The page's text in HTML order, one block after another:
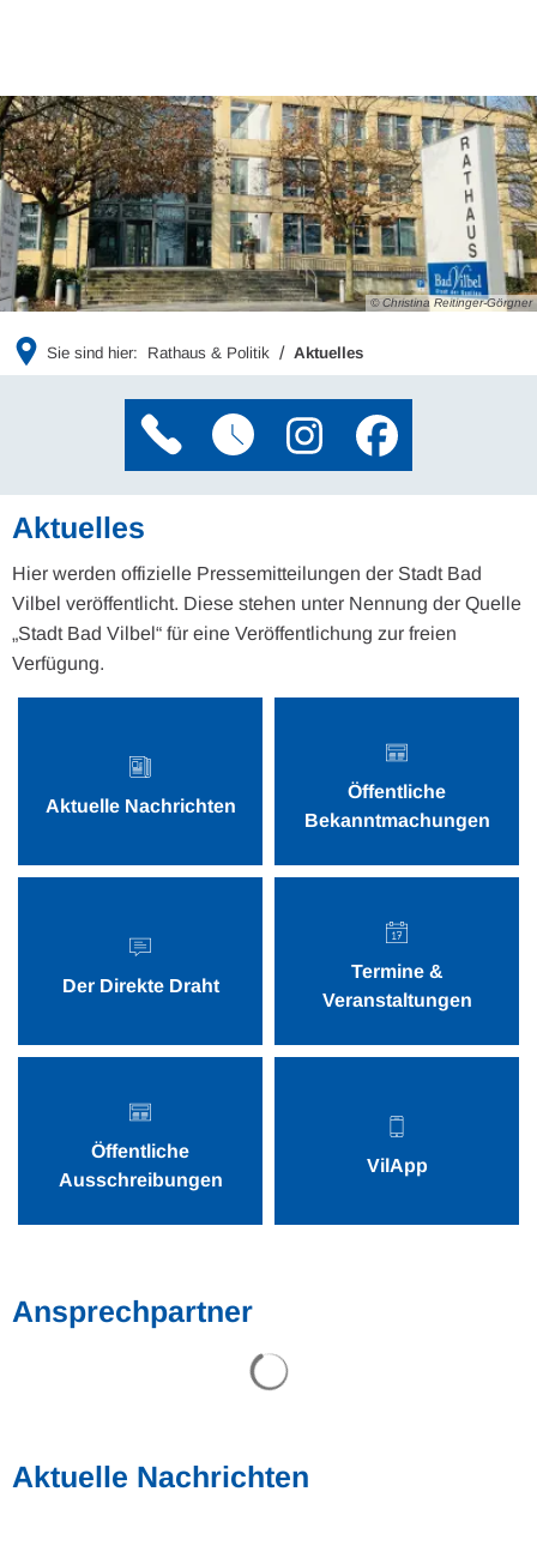
© Christina Reitinger-Görgner
Sie sind hier: Rathaus & Politik Aktuelles
Aktuelles
Hier werden offizielle Pressemitteilungen der Stadt Bad
Vilbel veröffentlicht. Diese stehen unter Nennung der Quelle
„Stadt Bad Vilbel“ für eine Veröffentlichung zur freien
Verfügung.
Aktuelle Nachrichten
Öffentliche
Bekanntmachungen
Der Direkte Draht
Termine &
Veranstaltungen
Öffentliche
Ausschreibungen
VilApp
Ansprechpartner
Aktuelle Nachrichten